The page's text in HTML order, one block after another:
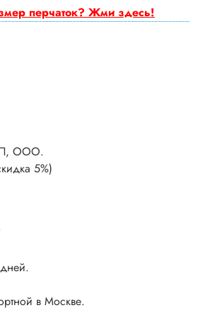
перчаток? Жми здесь!
ООО.
5%)
в Москве.